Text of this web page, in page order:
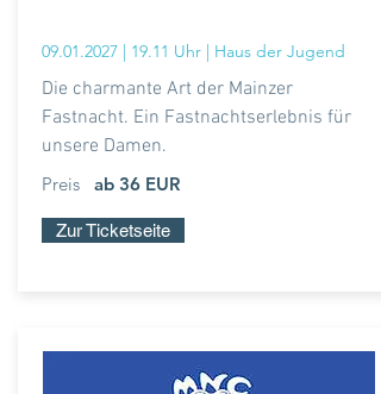
09.01.2027 | 19.11 Uhr | Haus der Jugend
Die charmante Art der Mainzer
Fastnacht. Ein Fastnachtserlebnis für
unsere Damen.
ab 36 EUR
Preis
Zur Ticketseite